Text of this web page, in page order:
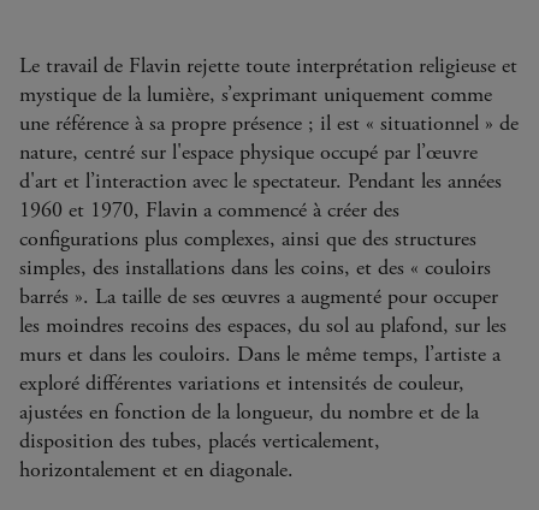
Le travail de Flavin rejette toute interprétation religieuse et
mystique de la lumière, s’exprimant uniquement comme
une référence à sa propre présence ; il est « situationnel » de
nature, centré sur l'espace physique occupé par l’œuvre
d'art et l’interaction avec le spectateur. Pendant les années
1960 et 1970, Flavin a commencé à créer des
configurations plus complexes, ainsi que des structures
simples, des installations dans les coins, et des « couloirs
barrés ». La taille de ses œuvres a augmenté pour occuper
les moindres recoins des espaces, du sol au plafond, sur les
murs et dans les couloirs. Dans le même temps, l’artiste a
exploré différentes variations et intensités de couleur,
ajustées en fonction de la longueur, du nombre et de la
disposition des tubes, placés verticalement,
horizontalement et en diagonale.